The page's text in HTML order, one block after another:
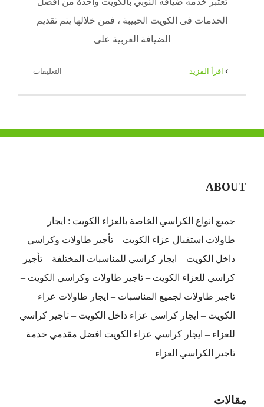
الخدمات فى الكويت الحبيبة ، فمن خلالها يتم تقديم
الضيافة العربية على
التعليقات
ABOUT
جميع انواع الكراسي الخاصة بالعزاء الكويت : ايجار
طاولات استقبال عزاء الكويت – تأجير طاولات وكراسي
داخل الكويت – ايجار كراسي للمناسبات المختلفة – تأجير
كراسي للعزاء الكويت – تاجير طاولات وكراسي الكويت –
تاجير طاولات لجميع المناسبات – ايجار طاولات عزاء
الكويت – ايجار كراسي عزاء داخل الكويت – تاجير كراسي
للعزاء – ايجار كراسي عزاء الكويت افضل مقدمي خدمة
تاجير الكراسي العزاء
مقالات